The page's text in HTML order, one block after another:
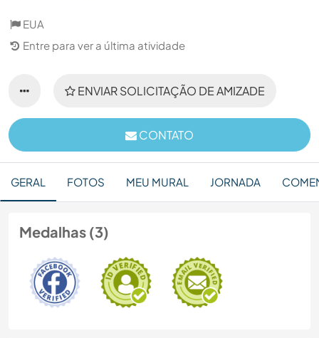
EUA
Entre para ver a última atividade
ENVIAR SOLICITAÇÃO DE AMIZADE
CONTATO
GERAL FOTOS MEU MURAL JORNADA
Medalhas (3)